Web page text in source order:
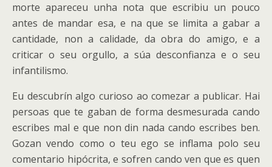
morte apareceu unha nota que escribiu un pouco
antes de mandar esa, e na que se limita a gabar a
cantidade, non a calidade, da obra do amigo, e a
criticar o seu orgullo, a súa desconfianza e o seu
infantilismo.
Eu descubrín algo curioso ao comezar a publicar. Hai
persoas que te gaban de forma desmesurada cando
escribes mal e que non din nada cando escribes ben.
Gozan vendo como o teu ego se inflama polo seu
comentario hipócrita, e sofren cando ven que es quen